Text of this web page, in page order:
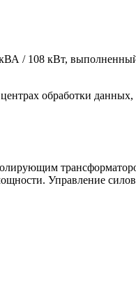
/ 108 кВт, выполненный
обработки
Управление